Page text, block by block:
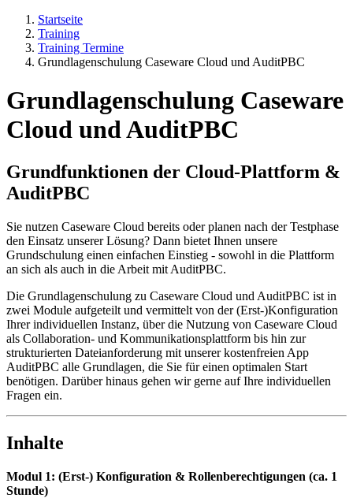
Startseite
Training
Training Termine
Grundlagenschulung Caseware Cloud und AuditPBC
Grundlagenschulung Caseware
Cloud und AuditPBC
Grundfunktionen der Cloud-Plattform &
AuditPBC
Sie nutzen Caseware Cloud bereits oder planen nach der Testphase
den Einsatz unserer Lösung? Dann bietet Ihnen unsere
Grundschulung einen einfachen Einstieg - sowohl in die Plattform
an sich als auch in die Arbeit mit AuditPBC.
Die Grundlagenschulung zu Caseware Cloud und AuditPBC ist in
zwei Module aufgeteilt und vermittelt von der (Erst-)Konfiguration
Ihrer individuellen Instanz, über die Nutzung von Caseware Cloud
als Collaboration- und Kommunikationsplattform bis hin zur
strukturierten Dateianforderung mit unserer kostenfreien App
AuditPBC alle Grundlagen, die Sie für einen optimalen Start
benötigen. Darüber hinaus gehen wir gerne auf Ihre individuellen
Fragen ein.
Inhalte
Modul 1: (Erst-) Konfiguration & Rollenberechtigungen (ca. 1
Stunde)